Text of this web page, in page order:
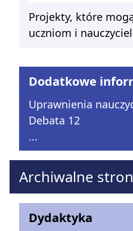
Projekty, które
uczniom i
Dodatkowe
Uprawnienia
Debata 12
...
Archiwalne
Dydaktyka